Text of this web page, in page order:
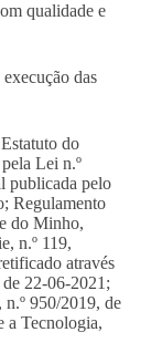
qualidade e
das
do
Lei n.º
publicada pelo
Regulamento
do Minho,
n.º 119,
através
22-06-2021;
n.º 950/2019, de
a Tecnologia,